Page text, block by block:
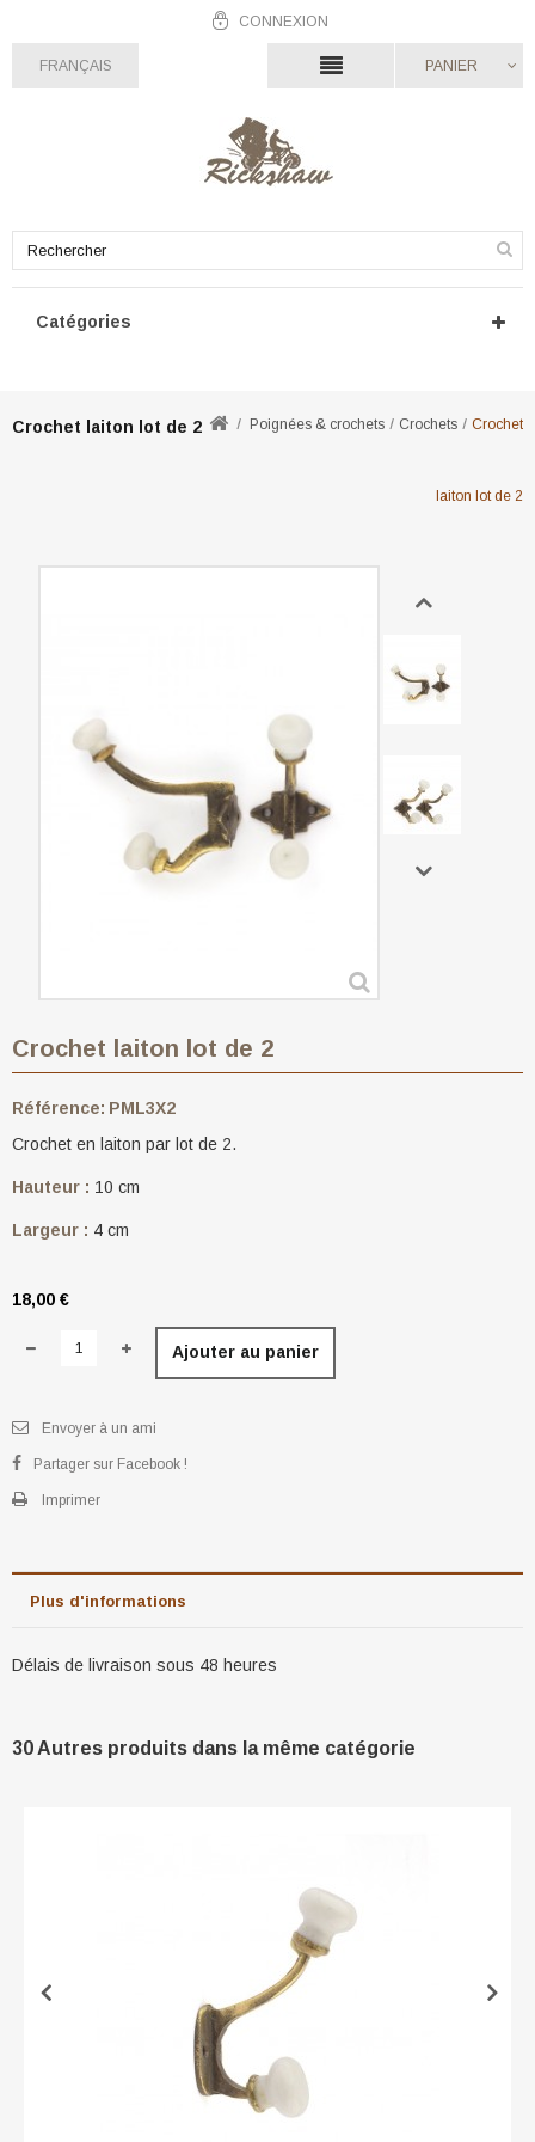
CONNEXION
FRANÇAIS PANIER
Catégories
Crochet laiton lot de 2 Poignées & crochets Crochets Crochet
laiton lot de 2
Crochet laiton lot de 2
Référence: PML3X2
Crochet en laiton par lot de 2.
Hauteur : 10 cm
Largeur : 4 cm
18,00 €
Ajouter au panier
Envoyer à un ami
Partager sur Facebook !
Imprimer
Plus d'informations
Délais de livraison sous 48 heures
30 Autres produits dans la même catégorie